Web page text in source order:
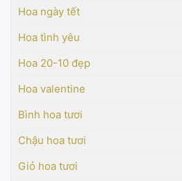
Hoa ngày tết
Hoa tình yêu
Hoa 20-10 đẹp
Hoa valentine
Bình hoa tươi
Chậu hoa tươi
Giỏ hoa tươi